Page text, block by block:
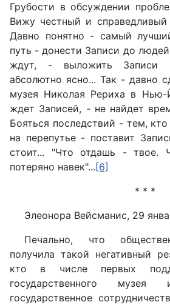
Грубости в обсуждении
Вижу честный и справедливый
Давно понятно - самый
путь - донести Записи до
ждут, - выложить Записи
абсолютно ясно... Так - давно
музея Николая Рериха в Нью-
ждет Записей, - не найдет
Бояться последствий - тем,
на перепутье - поставит
стоит... "Что отдашь - твое.
потеряно навек"... [6]
* * *
Элеонора Вейсманис, 29
Печально, что
получила такой негативный
кто в числе первых
государственного музея
государственное